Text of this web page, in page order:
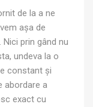
de la a ne
așa de
prin gând nu
undeva la o
constant și
abordare a
exact cu